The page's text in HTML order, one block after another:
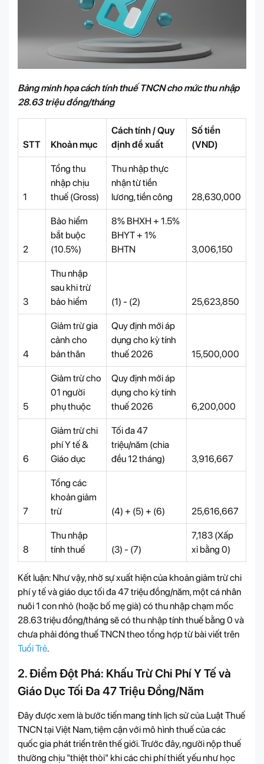
Bảng minh họa cách tính thuế TNCN cho mức thu nhập
28.63 triệu đồng/tháng
STT Khoản mục
Cách tính / Quy
định đề xuất
Số tiền
(VND)
1
Tổng thu
nhập chịu
thuế (Gross)
Thu nhập thực
nhận từ tiền
lương, tiền công
28,630,000
2
Bảo hiểm
bắt buộc
(10.5%)
8% BHXH + 1.5%
BHYT + 1%
BHTN
3,006,150
3
Thu nhập
sau khi trừ
bảo hiểm
(1) - (2) 25,623,850
4
Giảm trừ gia
cảnh cho
bản thân
Quy định mới áp
dụng cho kỳ tính
thuế 2026
15,500,000
5
Giảm trừ cho
01 người
phụ thuộc
Quy định mới áp
dụng cho kỳ tính
thuế 2026
6,200,000
6
Giảm trừ chi
phí Y tế &
Giáo dục
Tối đa 47
triệu/năm (chia
đều 12 tháng)
3,916,667
7
Tổng các
khoản giảm
trừ
(4) + (5) + (6) 25,616,667
8
Thu nhập
tính thuế
(3) - (7)
7,183 (Xấp
xỉ bằng 0)
Kết luận: Như vậy, nhờ sự xuất hiện của khoản giảm trừ chi
phí y tế và giáo dục tối đa 47 triệu đồng/năm, một cá nhân
nuôi 1 con nhỏ (hoặc bố mẹ già) có thu nhập chạm mốc
28.63 triệu đồng/tháng sẽ có thu nhập tính thuế bằng 0 và
chưa phải đóng thuế TNCN theo tổng hợp từ bài viết trên
Tuổi Trẻ.
2. Điểm Đột Phá: Khấu Trừ Chi Phí Y Tế và
Giáo Dục Tối Đa 47 Triệu Đồng/Năm
Đây được xem là bước tiến mang tính lịch sử của Luật Thuế
TNCN tại Việt Nam, tiệm cận với mô hình thuế của các
quốc gia phát triển trên thế giới. Trước đây, người nộp thuế
thường chịu "thiệt thòi" khi các chi phí thiết yếu như học